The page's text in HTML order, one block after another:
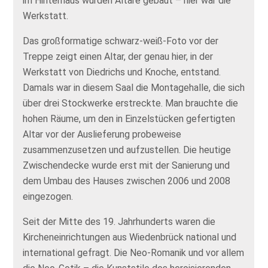
Werkstatt.
Das großformatige schwarz-weiß-Foto vor der
Treppe zeigt einen Altar, der genau hier, in der
Werkstatt von Diedrichs und Knoche, entstand.
Damals war in diesem Saal die Montagehalle, die sich
über drei Stockwerke erstreckte. Man brauchte die
hohen Räume, um den in Einzelstücken gefertigten
Altar vor der Auslieferung probeweise
zusammenzusetzen und aufzustellen. Die heutige
Zwischendecke wurde erst mit der Sanierung und
dem Umbau des Hauses zwischen 2006 und 2008
eingezogen.
Seit der Mitte des 19. Jahrhunderts waren die
Kircheneinrichtungen aus Wiedenbrück national und
international gefragt. Die Neo-Romanik und vor allem